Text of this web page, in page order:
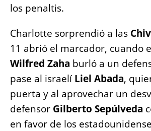
los penaltis.
Charlotte sorprendió a las
11 abrió el marcador, cuando
Wilfred Zaha burló a un
pase al israelí Liel Abada,
puerta y al aprovechar un
defensor Gilberto Sepúlveda
en favor de los